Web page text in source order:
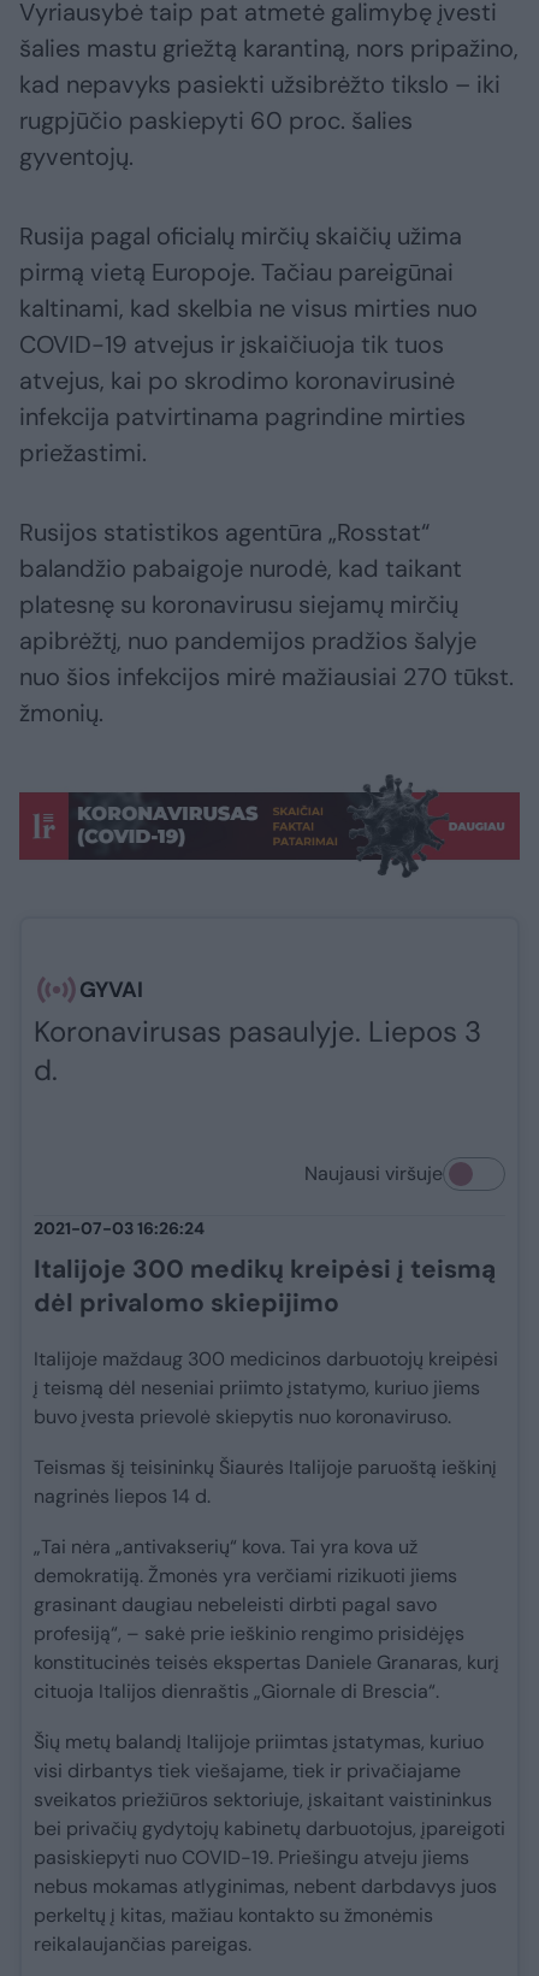
Vyriausybė taip pat atmetė galimybę įvesti
šalies mastu griežtą karantiną, nors pripažino,
kad nepavyks pasiekti užsibrėžto tikslo – iki
rugpjūčio paskiepyti 60 proc. šalies
gyventojų.
Rusija pagal oficialų mirčių skaičių užima
pirmą vietą Europoje. Tačiau pareigūnai
kaltinami, kad skelbia ne visus mirties nuo
COVID-19 atvejus ir įskaičiuoja tik tuos
atvejus, kai po skrodimo koronavirusinė
infekcija patvirtinama pagrindine mirties
priežastimi.
Rusijos statistikos agentūra „Rosstat“
balandžio pabaigoje nurodė, kad taikant
platesnę su koronavirusu siejamų mirčių
apibrėžtį, nuo pandemijos pradžios šalyje
nuo šios infekcijos mirė mažiausiai 270 tūkst.
žmonių.
GYVAI
Koronavirusas pasaulyje. Liepos 3
d.
Naujausi viršuje
2021-07-03 16:26:24
Italijoje 300 medikų kreipėsi į teismą
dėl privalomo skiepijimo
Italijoje maždaug 300 medicinos darbuotojų kreipėsi
į teismą dėl neseniai priimto įstatymo, kuriuo jiems
buvo įvesta prievolė skiepytis nuo koronaviruso.
Teismas šį teisininkų Šiaurės Italijoje paruoštą ieškinį
nagrinės liepos 14 d.
„Tai nėra „antivakserių“ kova. Tai yra kova už
demokratiją. Žmonės yra verčiami rizikuoti jiems
grasinant daugiau nebeleisti dirbti pagal savo
profesiją“, – sakė prie ieškinio rengimo prisidėjęs
konstitucinės teisės ekspertas Daniele Granaras, kurį
cituoja Italijos dienraštis „Giornale di Brescia“.
Šių metų balandį Italijoje priimtas įstatymas, kuriuo
visi dirbantys tiek viešajame, tiek ir privačiajame
sveikatos priežiūros sektoriuje, įskaitant vaistininkus
bei privačių gydytojų kabinetų darbuotojus, įpareigoti
pasiskiepyti nuo COVID-19. Priešingu atveju jiems
nebus mokamas atlyginimas, nebent darbdavys juos
perkeltų į kitas, mažiau kontakto su žmonėmis
reikalaujančias pareigas.